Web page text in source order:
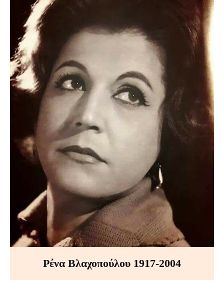
Ρένα Βλαχοπούλου 1917-2004